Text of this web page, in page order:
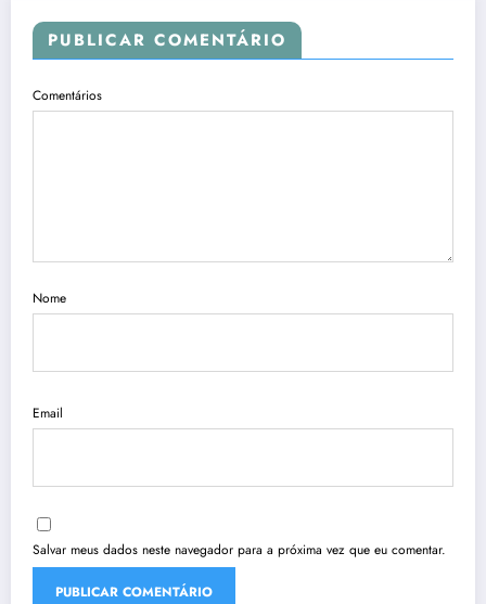
PUBLICAR COMENTÁRIO
Comentários
Nome
Email
Salvar meus dados neste navegador para a próxima vez que eu comentar.